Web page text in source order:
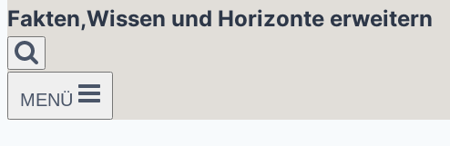
Fakten,Wissen und Horizonte erweitern
MENÜ